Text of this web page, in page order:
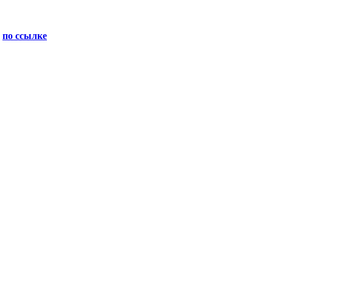
по ссылке